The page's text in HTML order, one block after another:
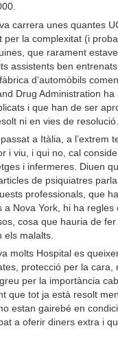
carrera unes quantes
la complexitat (i
que rarament
assistents ben
d’automòbils
Drug Administration ha
i que han de ser
ni en vies de resolució.
a Itàlia, a l’extrem
i viu, i qui no, cal
i infermeres. Diuen
de psiquiatres
professionals, que
Nova York, hi ha regles
cosa que hauria de
malalts.
molts Hospital es
protecció per la cara,
per la importància
que tot ja està resolt
estan gairebé en
a oferir diners extra i